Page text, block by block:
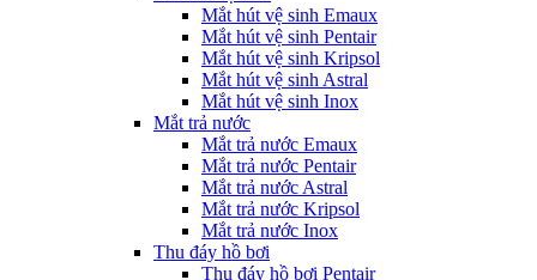
Mắt hút vệ sinh Emaux
Mắt hút vệ sinh Pentair
Mắt hút vệ sinh Kripsol
Mắt hút vệ sinh Astral
Mắt hút vệ sinh Inox
Mắt trả nước
Mắt trả nước Emaux
Mắt trả nước Pentair
Mắt trả nước Astral
Mắt trả nước Kripsol
Mắt trả nước Inox
Thu đáy hồ bơi
Thu đáy hồ bơi Pentair